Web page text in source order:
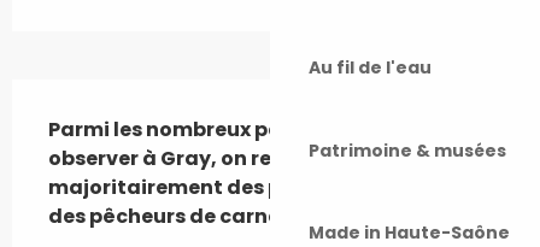
Au fil de l'eau
Patrimoine & musées
Made in Haute-Saône
Parmi les nombreux pêcheurs que l’on peut
observer à Gray, on remarque
majoritairement des pêcheurs au coup et
des pêcheurs de carnassiers.